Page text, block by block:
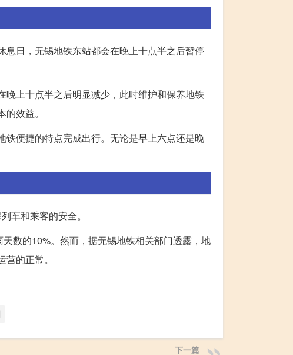
日，无锡地铁东站都会在晚上十点半之后暂停
上十点半之后明显减少，此时维护和保养地铁
效益。
便捷的特点完成出行。无论是早上六点还是晚
车和乘客的安全。
数的10%。然而，据无锡地铁相关部门透露，地
的正常。
下一篇